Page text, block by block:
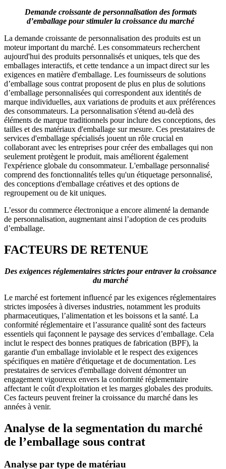
Demande croissante de personnalisation des formats
d’emballage pour stimuler la croissance du marché
La demande croissante de personnalisation des produits est un
moteur important du marché. Les consommateurs recherchent
aujourd'hui des produits personnalisés et uniques, tels que des
emballages interactifs, et cette tendance a un impact direct sur les
exigences en matière d'emballage. Les fournisseurs de solutions
d’emballage sous contrat proposent de plus en plus de solutions
d’emballage personnalisées qui correspondent aux identités de
marque individuelles, aux variations de produits et aux préférences
des consommateurs. La personnalisation s'étend au-delà des
éléments de marque traditionnels pour inclure des conceptions, des
tailles et des matériaux d'emballage sur mesure. Ces prestataires de
services d'emballage spécialisés jouent un rôle crucial en
collaborant avec les entreprises pour créer des emballages qui non
seulement protègent le produit, mais améliorent également
l'expérience globale du consommateur. L'emballage personnalisé
comprend des fonctionnalités telles qu'un étiquetage personnalisé,
des conceptions d'emballage créatives et des options de
regroupement ou de kit uniques.
L’essor du commerce électronique a encore alimenté la demande
de personnalisation, augmentant ainsi l’adoption de ces produits
d’emballage.
FACTEURS DE RETENUE
Des exigences réglementaires strictes pour entraver la croissance
du marché
Le marché est fortement influencé par les exigences réglementaires
strictes imposées à diverses industries, notamment les produits
pharmaceutiques, l’alimentation et les boissons et la santé. La
conformité réglementaire et l’assurance qualité sont des facteurs
essentiels qui façonnent le paysage des services d’emballage. Cela
inclut le respect des bonnes pratiques de fabrication (BPF), la
garantie d'un emballage inviolable et le respect des exigences
spécifiques en matière d'étiquetage et de documentation. Les
prestataires de services d'emballage doivent démontrer un
engagement vigoureux envers la conformité réglementaire
affectant le coût d'exploitation et les marges globales des produits.
Ces facteurs peuvent freiner la croissance du marché dans les
années à venir.
Analyse de la segmentation du marché
de l’emballage sous contrat
Analyse par type de matériau